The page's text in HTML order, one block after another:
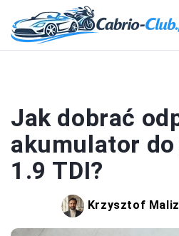
Jak dobrać
akumulator
1.9 TDI?
Krzysztof